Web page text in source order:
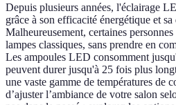
Depuis plusieurs années, l'éclairage
grâce à son efficacité énergétique et
Malheureusement, certaines
lampes classiques, sans prendre en
Les ampoules LED consomment
peuvent durer jusqu'à 25 fois plus
une vaste gamme de températures de
d’ajuster l’ambiance de votre salon